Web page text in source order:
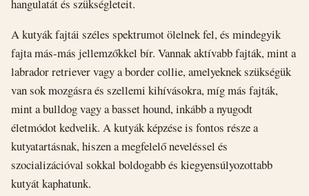
hangulatát és szükségleteit.
A kutyák fajtái széles spektrumot ölelnek fel, és mindegyik
fajta más-más jellemzőkkel bír. Vannak aktívabb fajták, mint a
labrador retriever vagy a border collie, amelyeknek szükségük
van sok mozgásra és szellemi kihívásokra, míg más fajták,
mint a bulldog vagy a basset hound, inkább a nyugodt
életmódot kedvelik. A kutyák képzése is fontos része a
kutyatartásnak, hiszen a megfelelő neveléssel és
szocializációval sokkal boldogabb és kiegyensúlyozottabb
kutyát kaphatunk.